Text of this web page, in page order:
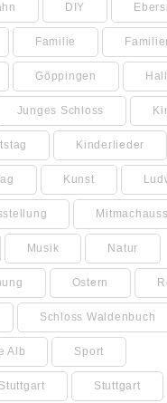
DIY
Familie
Göppingen
Junges Schloss
Kinderlieder
Kunst
Musik Natur
Ostern
Schloss Waldenbuch
Alb Sport
Stuttgart